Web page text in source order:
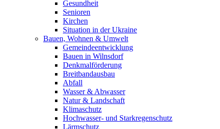
Gesundheit
Senioren
Kirchen
Situation in der Ukraine
Bauen, Wohnen & Umwelt
Gemeindeentwicklung
Bauen in Wilnsdorf
Denkmalförderung
Breitbandausbau
Abfall
Wasser & Abwasser
Natur & Landschaft
Klimaschutz
Hochwasser- und Starkregenschutz
Lärmschutz